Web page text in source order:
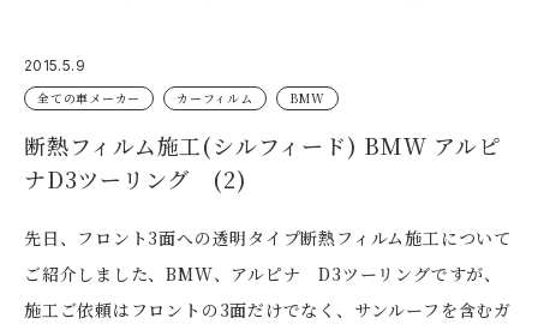
2015.5.9
全ての車メーカー
カーフィルム BMW
断熱フィルム施工(シルフィード) BMW アルピ
ナD3ツーリング (2)
先日、フロント3面への透明タイプ断熱フィルム施工について
ご紹介しました、BMW、アルピナ D3ツーリングですが、
施工ご依頼はフロントの3面だけでなく、サンルーフを含むガ